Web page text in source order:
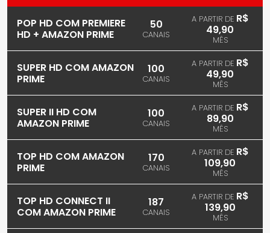
POP HD COM PREMIERE
HD + AMAZON PRIME
50
CANAIS
A PARTIR DE R$
49,90
MÊS
SUPER HD COM AMAZON
PRIME
100
CANAIS
A PARTIR DE R$
49,90
MÊS
SUPER II HD COM
AMAZON PRIME
100
CANAIS
A PARTIR DE R$
89,90
MÊS
TOP HD COM AMAZON
PRIME
170
CANAIS
A PARTIR DE R$
109,90
MÊS
TOP HD CONNECT II
COM AMAZON PRIME
187
CANAIS
A PARTIR DE R$
139,90
MÊS